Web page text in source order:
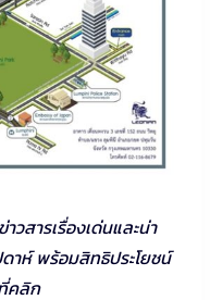
สารเรื่องเด่นและน่า
ห์ พร้อมสิทธิประโยชน์
คลิก